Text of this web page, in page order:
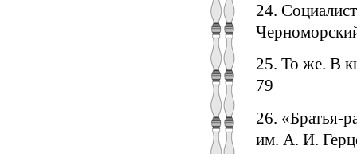
24.
25. То же. В
79
26. «Братья-
им. А. И.